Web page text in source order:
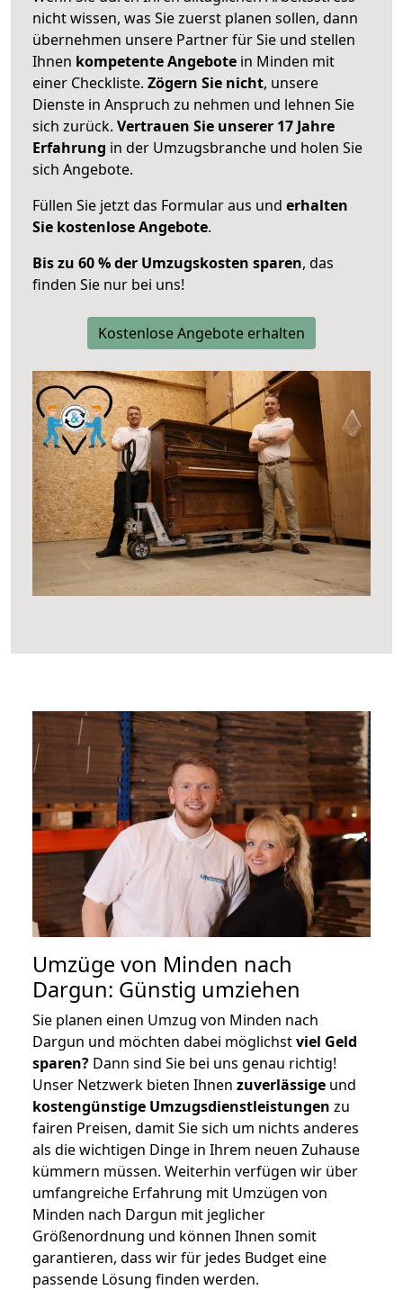
nicht wissen, was Sie zuerst planen sollen, dann
übernehmen unsere Partner für Sie und stellen
Ihnen kompetente Angebote in Minden mit
einer Checkliste. Zögern Sie nicht, unsere
Dienste in Anspruch zu nehmen und lehnen Sie
sich zurück. Vertrauen Sie unserer 17 Jahre
Erfahrung in der Umzugsbranche und holen Sie
sich Angebote.
Füllen Sie jetzt das Formular aus und erhalten
Sie kostenlose Angebote.
Bis zu 60 % der Umzugskosten sparen, das
finden Sie nur bei uns!
Kostenlose Angebote erhalten
Umzüge von Minden nach
Dargun: Günstig umziehen
Sie planen einen Umzug von Minden nach
Dargun und möchten dabei möglichstviel Geld
sparen? Dann sind Sie bei uns genau richtig!
Unser Netzwerk bieten Ihnen zuverlässige und
kostengünstige Umzugsdienstleistungen zu
fairen Preisen, damit Sie sich um nichts anderes
als die wichtigen Dinge in Ihrem neuen Zuhause
kümmern müssen. Weiterhin verfügen wir über
umfangreiche Erfahrung mit Umzügen von
Minden nach Dargun mit jeglicher
Größenordnung und können Ihnen somit
garantieren, dass wir für jedes Budget eine
passende Lösung finden werden.